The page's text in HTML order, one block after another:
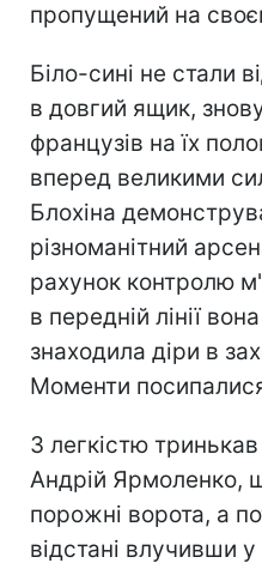
пропущений на
Біло-сині не стали
в довгий ящик,
французів на їх
вперед великими
Блохіна
різноманітний
рахунок контролю
в передній лінії
знаходила діри в
Моменти
З легкістю тринькав
Андрій Ярмоленко,
порожні ворота, а
відстані влучивши